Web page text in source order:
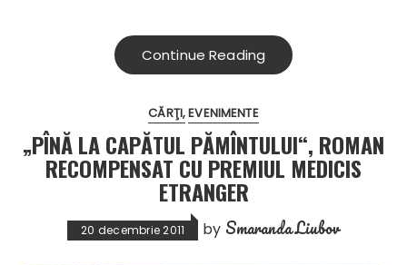
Continue Reading
CĂRŢI EVENIMENTE
„PÎNĂ LA CAPĂTUL PĂMÎNTULUI“, ROMAN
RECOMPENSAT CU PREMIUL MEDICIS
ETRANGER
20 decembrie 2011 by Smaranda Liubov